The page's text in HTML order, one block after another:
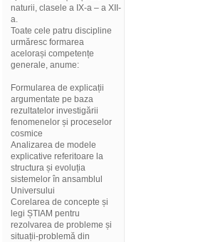
naturii, clasele a IX-a – a XII-
a.
Toate cele patru discipline
urmăresc formarea
acelorași competențe
generale, anume:
Formularea de explicații
argumentate pe baza
rezultatelor investigării
fenomenelor și proceselor
cosmice
Analizarea de modele
explicative referitoare la
structura și evoluția
sistemelor în ansamblul
Universului
Corelarea de concepte și
legi ȘTIAM pentru
rezolvarea de probleme și
situații-problemă din